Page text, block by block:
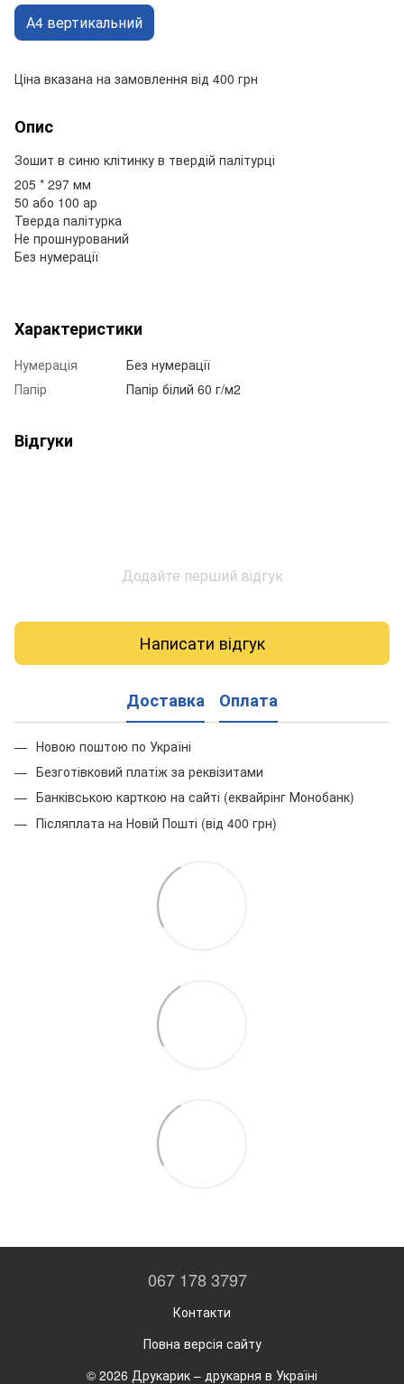
А4 вертикальний
Ціна вказана на замовлення від 400 грн
Опис
Зошит в синю клітинку в твердій палітурці
205 * 297 мм
50 або 100 ар
Тверда палітурка
Не прошнурований
Без нумерації
Характеристики
Нумерація
Без нумерації
Папір
Папір білий 60 г/м2
Відгуки
Додайте перший відгук
Написати відгук
Доставка Оплата
Новою поштою по Україні
Безготівковий платіж за реквізитами
Банківською карткою на сайті (еквайрінг Монобанк)
Післяплата на Новій Пошті (від 400 грн)
067 178 3797
Контакти
Повна версія сайту
© 2026 Друкарик – друкарня в Україні